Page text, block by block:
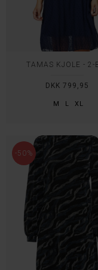
M L XL
TAMAS KJOLE - 2-
DKK 799,95
-50%